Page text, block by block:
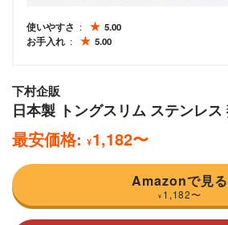
使いやすさ
5.00
お手入れ
5.00
下村企販
日本製 トングスリム ステンレ
最安価格: ¥1,182〜
Amazonで見る
¥ 1,182〜